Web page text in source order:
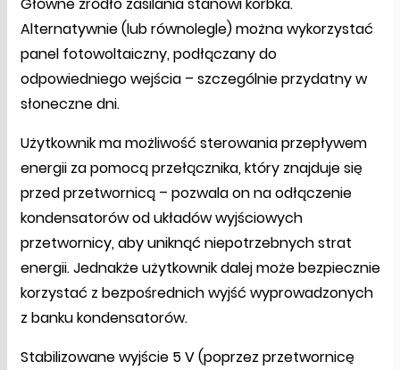
Alternatywnie (lub równolegle) można wykorzystać
panel fotowoltaiczny, podłączany do
odpowiedniego wejścia – szczególnie przydatny w
słoneczne dni.
Użytkownik ma możliwość sterowania przepływem
energii za pomocą przełącznika, który znajduje się
przed przetwornicą – pozwala on na odłączenie
kondensatorów od układów wyjściowych
przetwornicy, aby uniknąć niepotrzebnych strat
energii. Jednakże użytkownik dalej może bezpiecznie
korzystać z bezpośrednich wyjść wyprowadzonych
z banku kondensatorów.
Stabilizowane wyjście 5 V (poprzez przetwornicę